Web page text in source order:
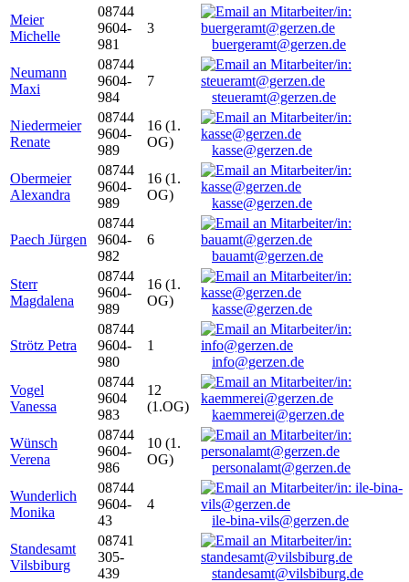
Meier
Michelle
08744
9604-
981
3
buergeramt@gerzen.de
Neumann
Maxi
08744
9604-
984
7
steueramt@gerzen.de
Niedermeier
Renate
08744
9604-
989
16 (1.
OG)
kasse@gerzen.de
Obermeier
Alexandra
08744
9604-
989
16 (1.
OG)
kasse@gerzen.de
Paech Jürgen
08744
9604-
982
6
bauamt@gerzen.de
Sterr
Magdalena
08744
9604-
989
16 (1.
OG)
kasse@gerzen.de
Strötz Petra
08744
9604-
980
1
info@gerzen.de
Vogel
Vanessa
08744
9604
983
12
(1.OG)
kaemmerei@gerzen.de
Wünsch
Verena
08744
9604-
986
10 (1.
OG)
personalamt@gerzen.de
Wunderlich
Monika
08744
9604-
43
4
ile-bina-vils@gerzen.de
Standesamt
Vilsbiburg
08741
305-
439
standesamt@vilsbiburg.de